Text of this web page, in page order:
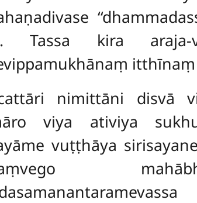
Tassa kira araja-
nimittāni disvā
viya ativiya
vuṭṭhāya